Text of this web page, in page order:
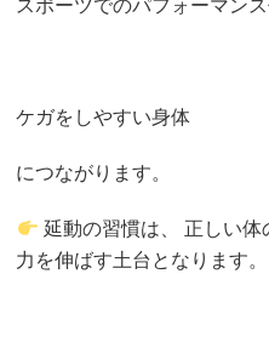
スポーツでのパフォーマン
ケガをしやすい身体
につながります。
延動の習慣は、 正しい
力を伸ばす土台となります。